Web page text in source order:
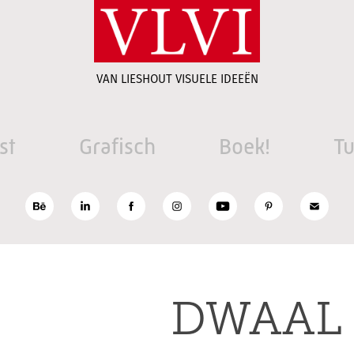
VAN LIESHOUT VISUELE IDEEËN
Grafisch Boek!
DWAAL